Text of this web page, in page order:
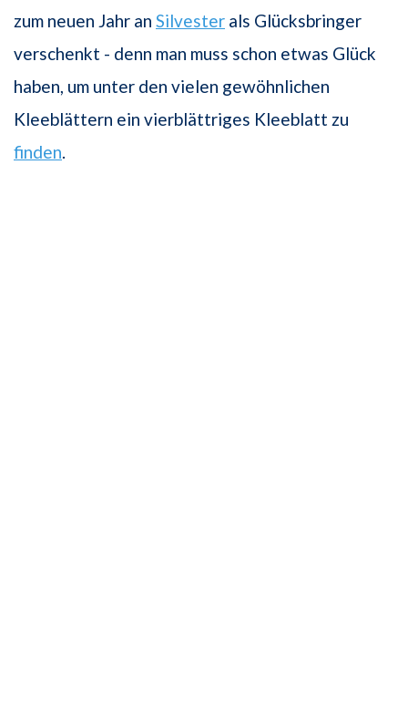
zum neuen Jahr an Silvester als Glücksbringer
verschenkt - denn man muss schon etwas Glück
haben, um unter den vielen gewöhnlichen
Kleeblättern ein vierblättriges Kleeblatt zu
finden.